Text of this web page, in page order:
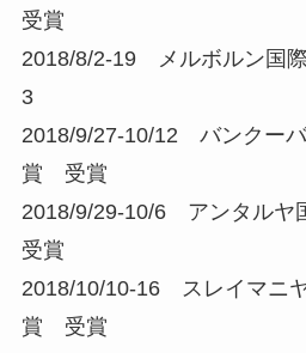
受賞
2018/8/2-19 メルボルン国
3
2018/9/27-10/12 バンクー
賞 受賞
2018/9/29-10/6 アンタルヤ
受賞
2018/10/10-16 スレイマニ
賞 受賞